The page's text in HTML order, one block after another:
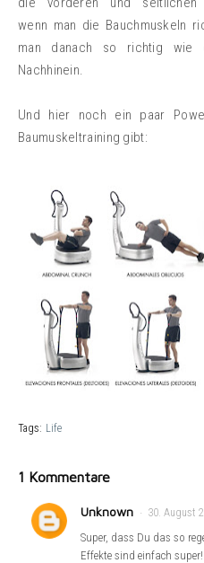
wenn man die Bauchmuskeln
man danach so richtig wie
Nachhinein.
Und hier noch ein paar
Baumuskeltraining gibt:
Tags: Life
1 Kommentare
Unknown 30. August
Super, dass Du das so
Effekte sind einfach super!